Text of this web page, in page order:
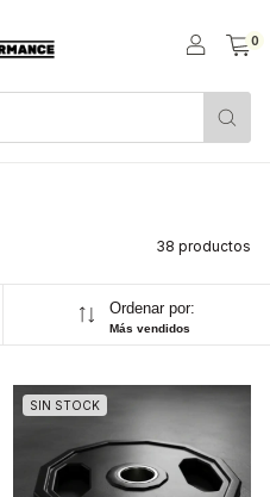
0
38 productos
Ordenar por:
Más vendidos
SIN STOCK